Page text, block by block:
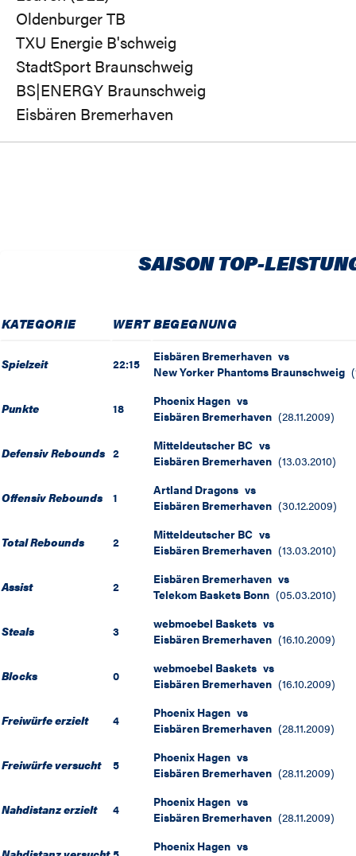
Oldenburger TB
TXU Energie B'schweig
StadtSport Braunschweig
BS|ENERGY Braunschweig
Eisbären Bremerhaven
SAISON TOP-
KATEGORIE WERTBEGEGNUNG
Spielzeit 22:15 Eisbären Bremerhaven vs
New Yorker Phantoms Braunschweig (
Punkte 18 Phoenix Hagen vs
Eisbären Bremerhaven (28.11.2009)
Defensiv Rebounds 2 Mitteldeutscher BC vs
Eisbären Bremerhaven (13.03.2010)
Offensiv Rebounds 1 Artland Dragons vs
Eisbären Bremerhaven (30.12.2009)
Total Rebounds 2 Mitteldeutscher BC vs
Eisbären Bremerhaven (13.03.2010)
Assist 2 Eisbären Bremerhaven vs
Telekom Baskets Bonn (05.03.2010)
Steals 3 webmoebel Baskets vs
Eisbären Bremerhaven (16.10.2009)
Blocks 0 webmoebel Baskets vs
Eisbären Bremerhaven (16.10.2009)
Freiwürfe erzielt 4 Phoenix Hagen vs
Eisbären Bremerhaven (28.11.2009)
Freiwürfe versucht 5 Phoenix Hagen vs
Eisbären Bremerhaven (28.11.2009)
Nahdistanz erzielt 4 Phoenix Hagen vs
Eisbären Bremerhaven (28.11.2009)
Phoenix Hagen vs